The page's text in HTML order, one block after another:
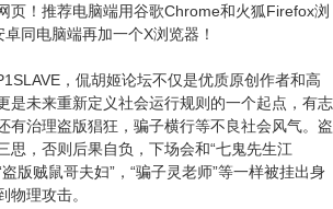
页！推荐电脑端用谷歌Chrome和火狐Firefox浏
同电脑端再加一个X浏览器！
，侃胡姬论坛不仅是优质原创作者和高
是未来重新定义社会运行规则的一个起点，有志
有治理盗版猖狂，骗子横行等不良社会风气。盗
思，否则后果自负，下场会和“七鬼先生江
盗版贼鼠哥夫妇”，“骗子灵老师”等一样被挂出身
物理攻击。